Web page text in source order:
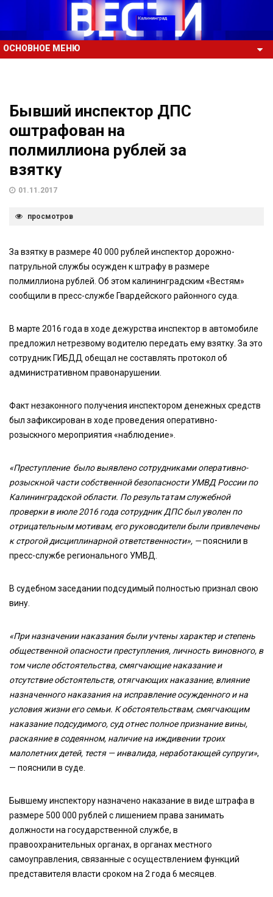
ОСНОВНОЕ МЕНЮ
Бывший инспектор ДПС
оштрафован на
полмиллиона рублей за
взятку
01.11.2017
просмотров
За взятку в размере 40 000 рублей инспектор дорожно-
патрульной службы осужден к штрафу в размере
полмиллиона рублей. Об этом калининградским «Вестям»
сообщили в пресс-службе Гвардейского районного суда.
В марте 2016 года в ходе дежурства инспектор в автомобиле
предложил нетрезвому водителю передать ему взятку. За это
сотрудник ГИБДД обещал не составлять протокол об
административном правонарушении.
Факт незаконного получения инспектором денежных средств
был зафиксирован в ходе проведения оперативно-
розыскного мероприятия «наблюдение».
«Преступление было выявлено сотрудниками оперативно-
розыскной части собственной безопасности УМВД России по
Калининградской области. По результатам служебной
проверки в июле 2016 года сотрудник ДПС был уволен по
отрицательным мотивам, его руководители были привлечены
к строгой дисциплинарной ответственности», —пояснили в
пресс-службе регионального УМВД.
В судебном заседании подсудимый полностью признал свою
вину.
«При назначении наказания были учтены характер и степень
общественной опасности преступления, личность виновного, в
том числе обстоятельства, смягчающие наказание и
отсутствие обстоятельств, отягчающих наказание, влияние
назначенного наказания на исправление осужденного и на
условия жизни его семьи. К обстоятельствам, смягчающим
наказание подсудимого, суд отнес полное признание вины,
раскаяние в содеянном, наличие на иждивении троих
малолетних детей, тестя — инвалида, неработающей супруги»,
— пояснили в суде.
Бывшему инспектору назначено наказание в виде штрафа в
размере 500 000 рублей с лишением права занимать
должности на государственной службе, в
правоохранительных органах, в органах местного
самоуправления, связанные с осуществлением функций
представителя власти сроком на 2 года 6 месяцев.